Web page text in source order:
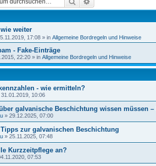
weiter
17:08 » in Allgemeine Bordregeln und Hinweise
- Fake-Einträge
22:20 » in Allgemeine Bordregeln und Hinweise
- wie ermitteln?
31.01.2019, 10:06
galvanische Beschichtung wissen müssen
» 29.12.2025, 07:00
zur galvanischen Beschichtung
» 25.11.2025, 07:48
Kurzzeitpflege an?
07:53